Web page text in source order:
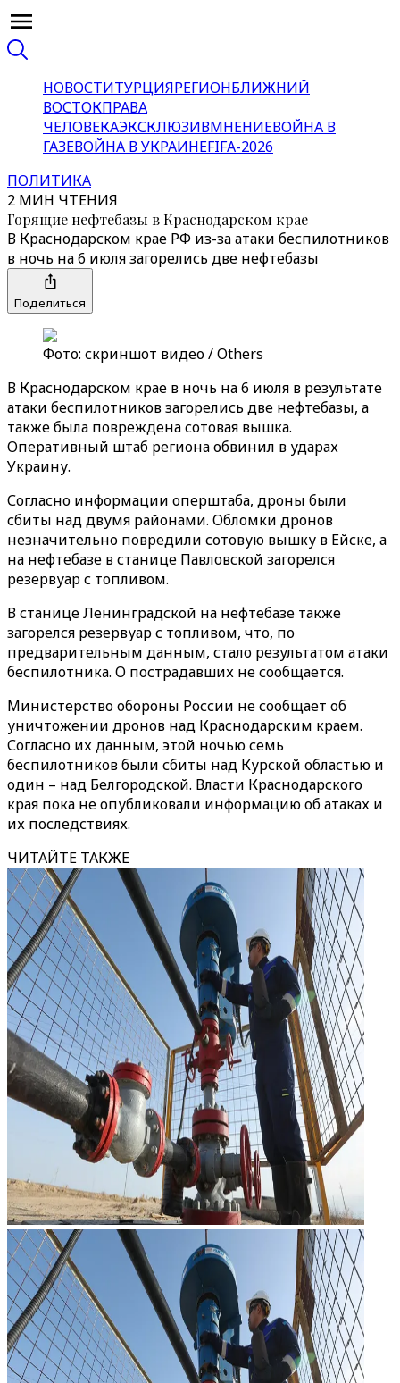
НОВОСТИТУРЦИЯРЕГИОНБЛИЖНИЙ
ВОСТОКПРАВА
ЧЕЛОВЕКАЭКСКЛЮЗИВМНЕНИЕВОЙНА В
ГАЗЕВОЙНА В УКРАИНЕFIFA-2026
ПОЛИТИКА
2 МИН ЧТЕНИЯ
Горящие нефтебазы в Краснодарском крае
В Краснодарском крае РФ из-за атаки беспилотников
в ночь на 6 июля загорелись две нефтебазы
Поделиться
Фото: скриншот видео / Others
В Краснодарском крае в ночь на 6 июля в результате
атаки беспилотников загорелись две нефтебазы, а
также была повреждена сотовая вышка.
Оперативный штаб региона обвинил в ударах
Украину.
Согласно информации оперштаба, дроны были
сбиты над двумя районами. Обломки дронов
незначительно повредили сотовую вышку в Ейске, а
на нефтебазе в станице Павловской загорелся
резервуар с топливом.
В станице Ленинградской на нефтебазе также
загорелся резервуар с топливом, что, по
предварительным данным, стало результатом атаки
беспилотника. О пострадавших не сообщается.
Министерство обороны России не сообщает об
уничтожении дронов над Краснодарским краем.
Согласно их данным, этой ночью семь
беспилотников были сбиты над Курской областью и
один – над Белгородской. Власти Краснодарского
края пока не опубликовали информацию об атаках и
их последствиях.
ЧИТАЙТЕ ТАКЖЕ